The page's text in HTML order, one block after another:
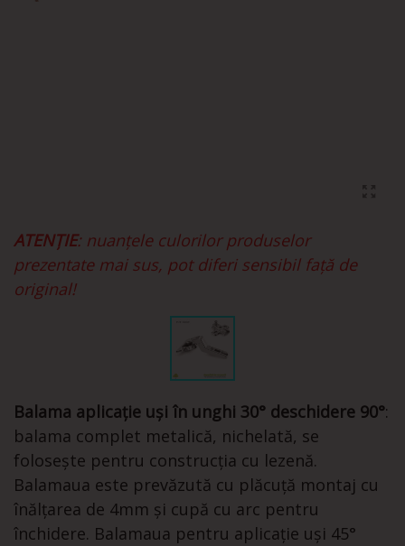
ATENȚIE: nuanțele culorilor produselor
prezentate mai sus, pot diferi sensibil față de
original!
Balama aplicație uși în unghi 30° deschidere 90°:
balama complet metalică, nichelată, se
folosește pentru construcţia cu lezenă.
Balamaua este prevăzută cu plăcuță montaj cu
înălțarea de 4mm și cupă cu arc pentru
închidere. Balamaua pentru aplicație uși 45°